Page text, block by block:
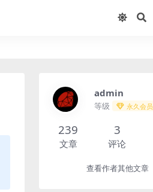
admin
等级 永久会员
239
文章
3
评论
查看作者其他文章